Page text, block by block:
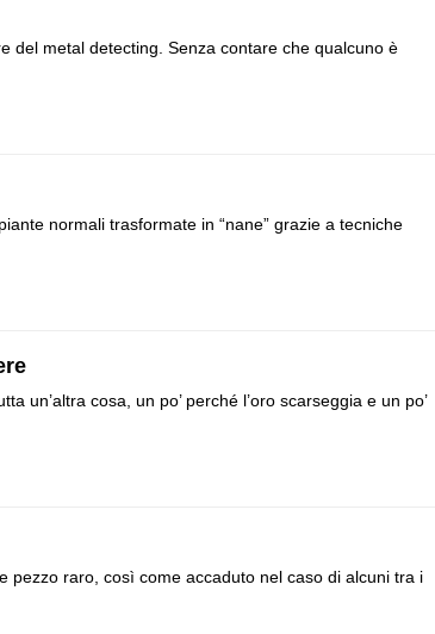
del metal detecting. Senza contare che qualcuno è
normali trasformate in “nane” grazie a tecniche
un’altra cosa, un po’ perché l’oro scarseggia e un po’
pezzo raro, così come accaduto nel caso di alcuni tra i